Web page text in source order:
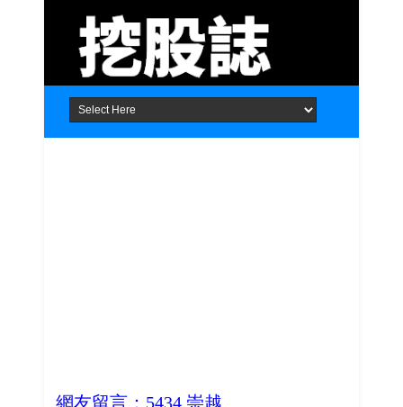
Home About Contact
網友留言：5434 崇越